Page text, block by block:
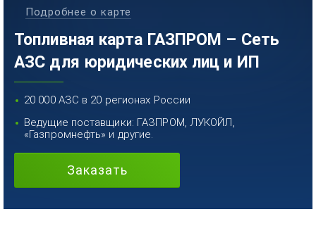
Топливная карта ГАЗПРОМ – Сеть
АЗС для юридических лиц и ИП
20 000 АЗС в 20 регионах России
Ведущие поставщики: ГАЗПРОМ, ЛУКОЙЛ,
«Газпромнефть» и другие.
Заказать
Подробнее о карте